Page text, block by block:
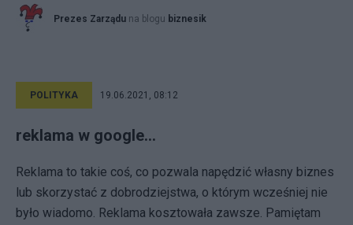
Prezes Zarządu na blogu biznesik
POLITYKA 19.06.2021, 08:12
reklama w google...
Reklama to takie coś, co pozwala napędzić własny biznes
lub skorzystać z dobrodziejstwa, o którym wcześniej nie
było wiadomo. Reklama kosztowała zawsze. Pamiętam